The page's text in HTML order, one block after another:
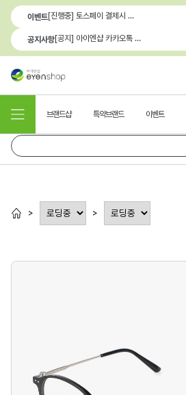
이벤트 [진행중] 토스페이 결제시 최대 1.3만원 혜택
공지사항 [공지] 아이엔샵 카카오톡 1:1 문의 채널 이용 안내
브랜드샵 특약브랜드 이벤트
> >